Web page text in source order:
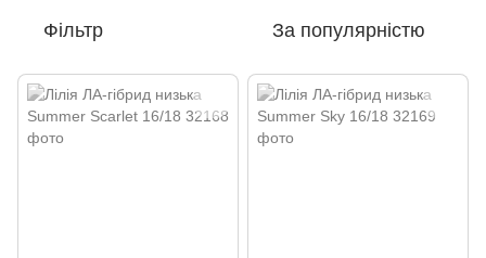
Фільтр За популярністю